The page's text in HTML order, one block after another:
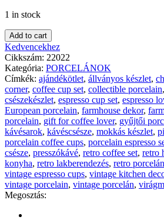
1 in stock
Add to cart
Kedvencekhez
Cikkszám: 22022
Kategória: PORCELÁNOK
Címkék: ajándékötlet, állványos készlet,
corner, coffee cup set, collectible porcelain,
csészekészlet, espresso cup set, espresso
European porcelain, farmhouse dekor,
porcelain, gift for coffee lover, gyűjtői
kávésarok, kávéscsésze, mokkás készlet,
porcelain coffee cups, porcelain espresso
csésze, presszókávé, retro coffee set, retro
konyha, retro lakberendezés, retro porcelán
vintage espresso cups, vintage kitchen
vintage porcelain, vintage porcelán,
Megosztás: